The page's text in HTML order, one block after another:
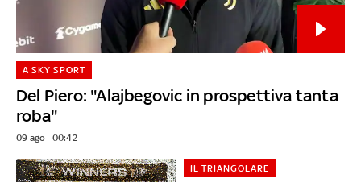
Del Piero: "Alajbegovic in prospettiva tanta
roba"
A SKY SPORT
09 ago - 00:42
IL TRIANGOLARE